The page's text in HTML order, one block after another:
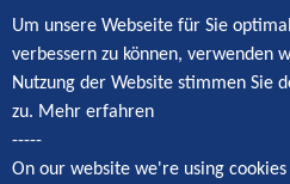
Um unsere Webseite für Sie
verbessern zu können, verwenden
Nutzung der Website stimmen Sie
zu. Mehr erfahren
-----
On our website we're using